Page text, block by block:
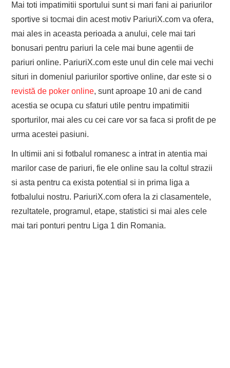
Mai toti impatimitii sportului sunt si mari fani ai pariurilor
sportive si tocmai din acest motiv PariuriX.com va ofera,
mai ales in aceasta perioada a anului, cele mai tari
bonusari pentru pariuri la cele mai bune agentii de
pariuri online. PariuriX.com este unul din cele mai vechi
situri in domeniul pariurilor sportive online, dar este si o
revistă de poker online, sunt aproape 10 ani de cand
acestia se ocupa cu sfaturi utile pentru impatimitii
sporturilor, mai ales cu cei care vor sa faca si profit de pe
urma acestei pasiuni.
In ultimii ani si fotbalul romanesc a intrat in atentia mai
marilor case de pariuri, fie ele online sau la coltul strazii
si asta pentru ca exista potential si in prima liga a
fotbalului nostru. PariuriX.com ofera la zi clasamentele,
rezultatele, programul, etape, statistici si mai ales cele
mai tari ponturi pentru Liga 1 din Romania.